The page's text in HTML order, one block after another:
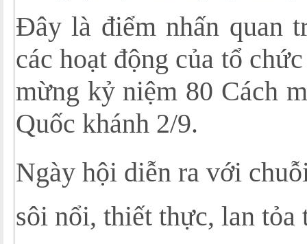
Đây là điểm nhấn quan
các hoạt động của tổ
mừng kỷ niệm 80 Cách
Quốc khánh 2/9.
Ngày hội diễn ra với
sôi nổi, thiết thực, lan tỏa